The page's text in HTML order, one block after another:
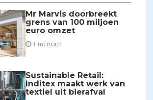
Mr Marvis doorbreekt
grens van 100 miljoen
euro omzet
1 minuut
Sustainable Retail:
Inditex maakt werk van
textiel uit bierafval